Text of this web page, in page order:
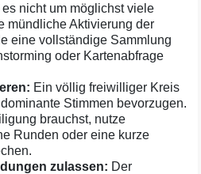
nicht um möglichst viele
mündliche Aktivierung der
eine vollständige Sammlung
oder Kartenabfrage
Ein völlig freiwilliger Kreis
Stimmen bevorzugen.
brauchst, nutze
Runden oder eine kurze
zulassen: Der